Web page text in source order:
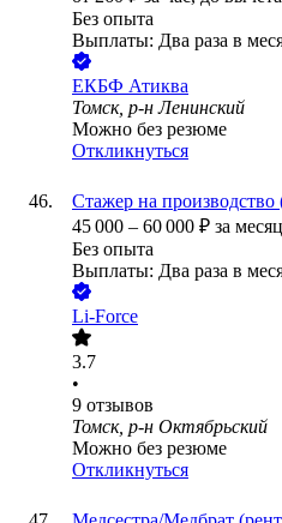
Без опыта
Выплаты: Два раза в
ЕКБФ Атиква
Томск, р-н Ленинский
Можно без резюме
Откликнуться
Стажер на производство
45 000 – 60 000 ₽ за
Без опыта
Выплаты: Два раза в
Li-Force
3.7
•
9 отзывов
Томск, р-н Октябрьский
Можно без резюме
Откликнуться